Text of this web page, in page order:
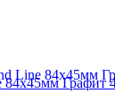
Графит